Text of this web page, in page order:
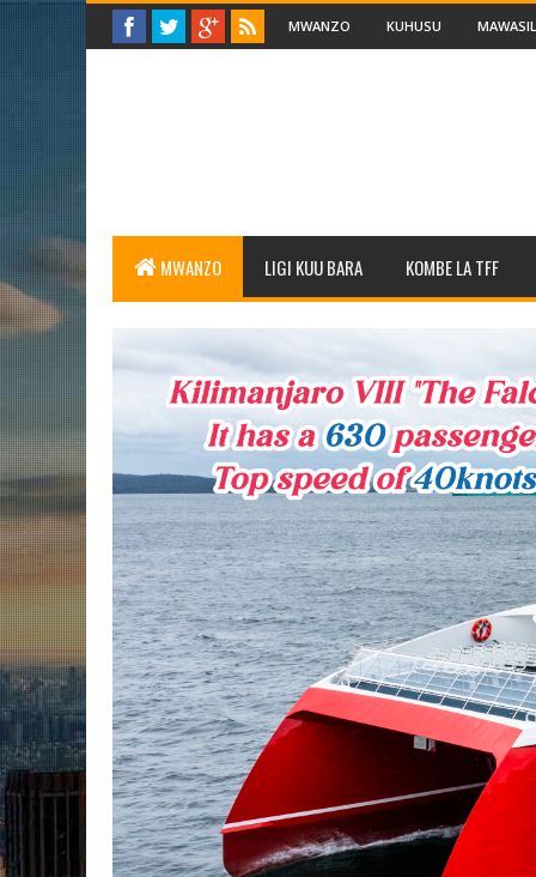
MWANZO KUHUSU
MWANZO LIGI KUU BARA KOMBE LA TFF